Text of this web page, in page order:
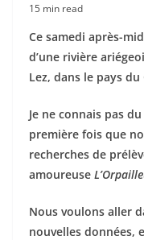
15 min read
Ce samedi après-
d’une rivière
Lez, dans le pays
Je ne connais pas
première fois que
recherches de
amoureuse
Nous voulons aller
nouvelles données,